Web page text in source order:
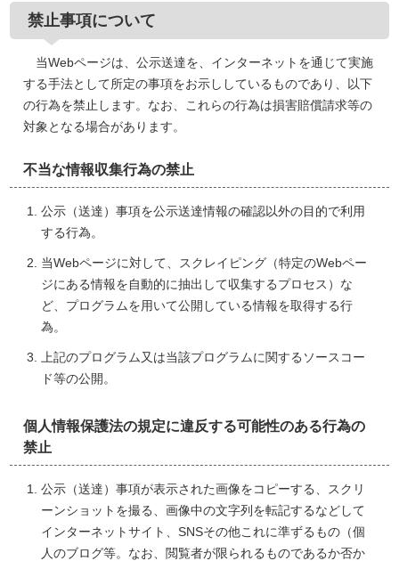
禁止事項について
当Webページは、公示送達を、インターネットを通じて実施
する手法として所定の事項をお示ししているものであり、以下
の行為を禁止します。なお、これらの行為は損害賠償請求等の
対象となる場合があります。
不当な情報収集行為の禁止
公示（送達）事項を公示送達情報の確認以外の目的で利用
する行為。
当Webページに対して、スクレイピング（特定のWebペー
ジにある情報を自動的に抽出して収集するプロセス）な
ど、プログラムを用いて公開している情報を取得する行
為。
上記のプログラム又は当該プログラムに関するソースコー
ド等の公開。
個人情報保護法の規定に違反する可能性のある行為の
禁止
公示（送達）事項が表示された画像をコピーする、スクリ
ーンショットを撮る、画像中の文字列を転記するなどして
インターネットサイト、SNSその他これに準ずるもの（個
人のブログ等。なお、閲覧者が限られるものであるか否か